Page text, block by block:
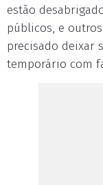
estão
públicos, e
precisado deixar
temporário com